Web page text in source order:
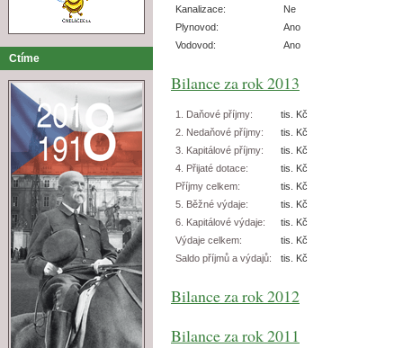
Ctíme
Kanalizace:
Ne
Plynovod:
Ano
Vodovod:
Ano
Bilance za rok 2013
1. Daňové příjmy:
tis. Kč
2. Nedaňové příjmy:
tis. Kč
3. Kapitálové příjmy:
tis. Kč
4. Přijaté dotace:
tis. Kč
Příjmy celkem:
tis. Kč
5. Běžné výdaje:
tis. Kč
6. Kapitálové výdaje:
tis. Kč
Výdaje celkem:
tis. Kč
Saldo příjmů a výdajů:
tis. Kč
Bilance za rok 2012
Bilance za rok 2011